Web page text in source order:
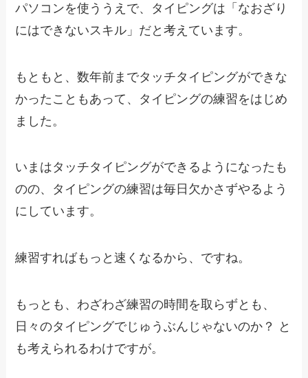
パソコンを使ううえで、タイピングは「なおざり
にはできないスキル」だと考えています。
もともと、数年前までタッチタイピングができな
かったこともあって、タイピングの練習をはじめ
ました。
いまはタッチタイピングができるようになったも
のの、タイピングの練習は毎日欠かさずやるよう
にしています。
練習すればもっと速くなるから、ですね。
もっとも、わざわざ練習の時間を取らずとも、
日々のタイピングでじゅうぶんじゃないのか？ と
も考えられるわけですが。